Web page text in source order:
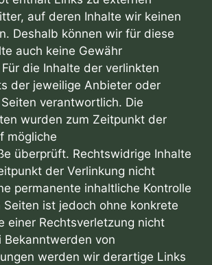
auf deren Inhalte wir keinen
Deshalb können wir für diese
auch keine Gewähr
die Inhalte der verlinkten
der jeweilige Anbieter oder
verantwortlich. Die
wurden zum Zeitpunkt der
mögliche
überprüft. Rechtswidrige Inhalte
der Verlinkung nicht
permanente inhaltliche Kontrolle
Seiten ist jedoch ohne konkrete
einer Rechtsverletzung nicht
Bekanntwerden von
werden wir derartige Links